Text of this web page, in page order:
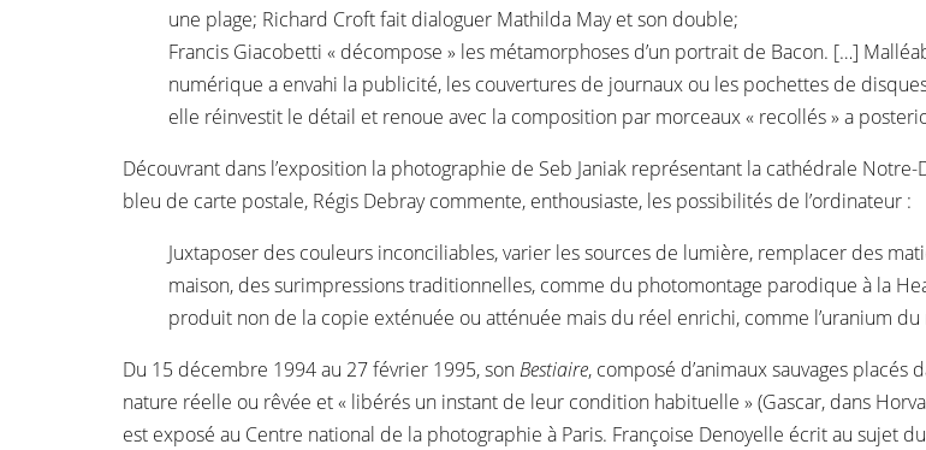
une plage; Richard Croft fait dialoguer Mathilda May et son double;
Francis Giacobetti « décompose » les métamorphoses d’un portrait de Bacon. […]
numérique a envahi la publicité, les couvertures de journaux ou les pochettes de
elle réinvestit le détail et renoue avec la composition par morceaux « recollés » a
Découvrant dans l’exposition la photographie de Seb Janiak représentant la cathédrale
bleu de carte postale, Régis Debray commente, enthousiaste, les possibilités de l’ordinateur :
Juxtaposer des couleurs inconciliables, varier les sources de lumière, remplacer des
maison, des surimpressions traditionnelles, comme du photomontage parodique à la
produit non de la copie exténuée ou atténuée mais du réel enrichi, comme l’uranium
Du 15 décembre 1994 au 27 février 1995, sonBestiaire, composé d’animaux sauvages placés
nature réelle ou rêvée et « libérés un instant de leur condition habituelle » (Gascar, dans
est exposé au Centre national de la photographie à Paris. Françoise Denoyelle écrit au sujet